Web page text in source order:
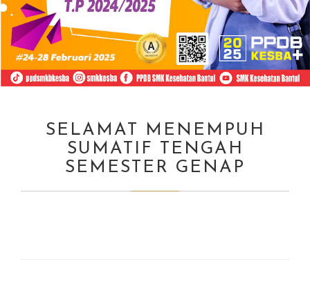
SELAMAT MENEMPUH
SUMATIF TENGAH
SEMESTER GENAP